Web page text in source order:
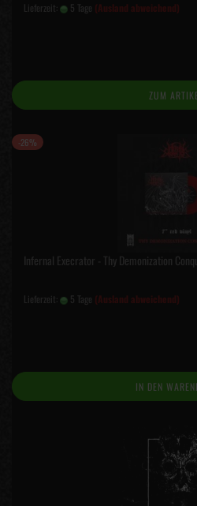
Lieferzeit: 5 Tage (Ausland abweichend)
ZUM
-26%
Infernal Execrator - Thy Demonization
Lieferzeit: 5 Tage (Ausland abweichend)
IN DEN